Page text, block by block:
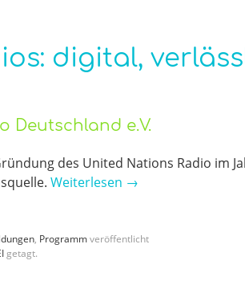
digital,
Deutschland e.V.
des United Nations Radio im
Weiterlesen →
, Programmveröffentlicht
getagt.